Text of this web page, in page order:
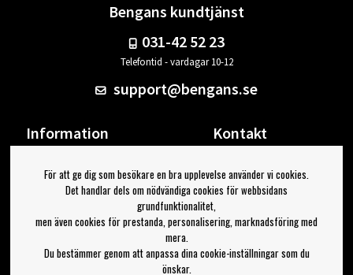
Bengans kundtjänst
031-42 52 23
Telefontid - vardagar 10-12
support@bengans.se
Information
Om Bengans
FAQ / Köp- & Leveransvillkor
Kontakt
Din sida
Logga ut
Jag vill ha tips från Bengans
För att ge dig som besökare en bra upplevelse använder vi cookies.
Det handlar dels om nödvändiga cookies för webbsidans
grundfunktionalitet,
men även cookies för prestanda, personalisering, marknadsföring med
mera.
Du bestämmer genom att anpassa dina cookie-inställningar som du
önskar.